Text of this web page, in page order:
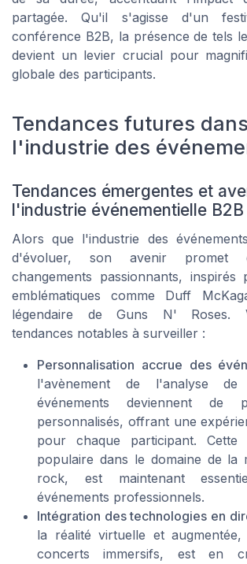
partagée. Qu'il s'agisse d'un
conférence B2B, la présence de tels
devient un levier crucial pour
globale des participants.
Tendances futures dans
l'industrie des
Tendances émergentes et
l'industrie événementielle B2B
Alors que l'industrie des
d'évoluer, son avenir promet
changements passionnants, inspirés
emblématiques comme Duff
légendaire de Guns N' Roses.
tendances notables à surveiller :
Personnalisation accrue des
l'avènement de l'analyse de
événements deviennent
personnalisés, offrant une
pour chaque participant. Cette
populaire dans le domaine de la
rock, est maintenant
événements professionnels.
Intégration des technologies en
la réalité virtuelle et
concerts immersifs, est en